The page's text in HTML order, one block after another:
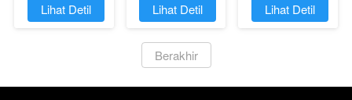
`Lihat Detil
`
Lihat Detil
`Lihat Detil
`Berakhir